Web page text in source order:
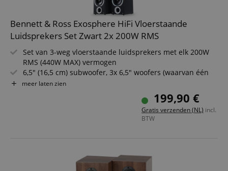
Bennett & Ross Exosphere HiFi Vloerstaande
Luidsprekers Set Zwart 2x 200W RMS
Set van 3-weg vloerstaande luidsprekers met elk 200W
RMS (440W MAX) vermogen
6,5" (16,5 cm) subwoofer, 3x 6,5" woofers (waarvan één
vrij zwevend voor betere luchtcirculatie)
Bassreflexconstructie voor krachtig laag
Overbrugde aansluitklemmen met vergulde contacten
Luxe houten behuizing met houtnerfafwerking
meer laten zien
199,90 €
Gratis verzenden (NL) incl.
BTW